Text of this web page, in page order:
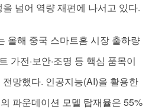
넘어 역량 재편에 나서고 있다.
올해 중국 스마트홈 시장 출하량
가전·보안·조명 등 핵심 품목이
망했다. 인공지능(AI)을 활용한
파운데이션 모델 탑재율은 55%